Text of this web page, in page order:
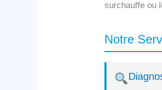
surchauffe ou
Notre